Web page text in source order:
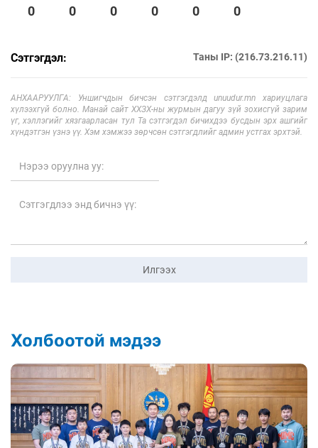
0 0 0 0 0 0
Сэтгэгдэл: Таны IP: (216.73.216.11)
АНХААРУУЛГА: Уншигчдын бичсэн сэтгэгдэлд unuudur.mn хариуцлага
хүлээхгүй болно. Манай сайт ХХЗХ-ны журмын дагуу зүй зохисгүй зарим
үг, хэллэгийг хязгаарласан тул Та сэтгэгдэл бичихдээ бусдын эрх ашгийг
хүндэтгэн үзнэ үү. Хэм хэмжээ зөрчсөн сэтгэгдлийг админ устгах эрхтэй.
Илгээх
Холбоотой мэдээ